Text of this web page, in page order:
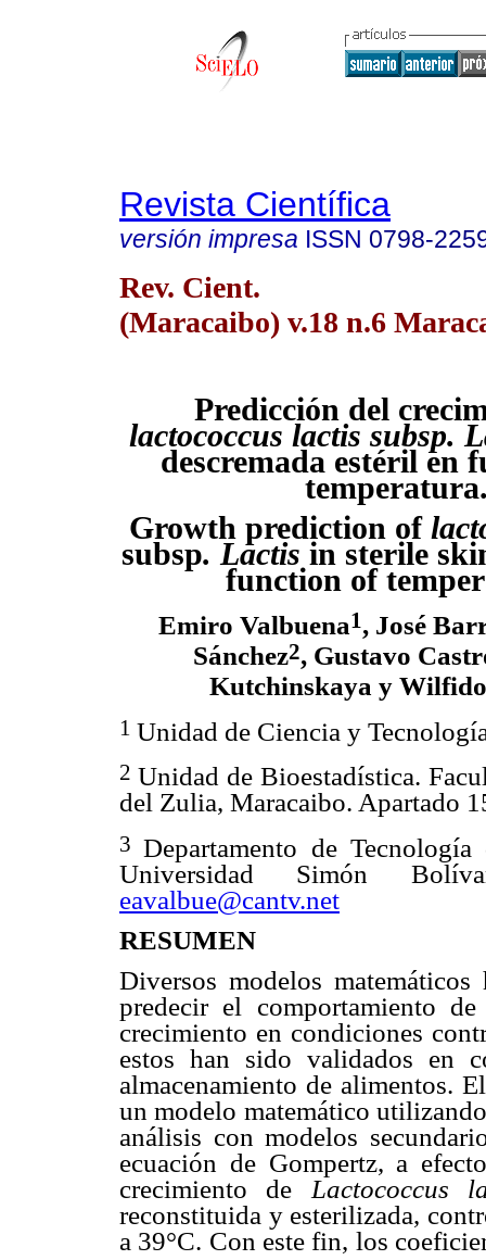
Revista Científica
versión impresa ISSN 0798-
Rev. Cient.
(Maracaibo) v.18 n.6
Predicción del
lactococcus lactis subsp.
descremada estéril en
Growth prediction of
subsp. Lactis in sterile
function of
Emiro Valbuena1, José
Sánchez2, Gustavo
Kutchinskaya y
1 Unidad de Ciencia y
2 Unidad de Bioestadística.
del Zulia, Maracaibo. Apartado
3Departamento de
Universidad Simón
eavalbue@cantv.net
RESUMEN
Diversos modelos
predecir el comportamiento
crecimiento en condiciones
estos han sido validados en
almacenamiento de alimentos.
un modelo matemático
análisis con modelos
ecuación de Gompertz, a
crecimiento de Lactococcus
reconstituida y esterilizada,
a 39°C. Con este fin, los